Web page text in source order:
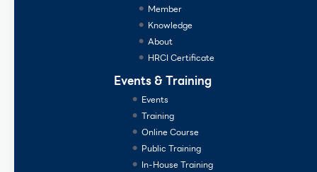
Member
Knowledge
About
HRCI Certificate
Events & Training
Events
Training
Online Course
Public Training
In-House Training